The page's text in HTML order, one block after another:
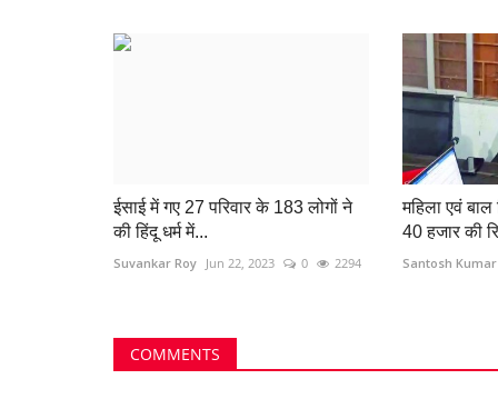
ईसाई में गए 27 परिवार के 183 लोगों ने
की हिंदू धर्म में...
Suvankar Roy Jun 22, 2023 0 2294
महिला एवं
40 हजार की
Santosh Kumar
COMMENTS